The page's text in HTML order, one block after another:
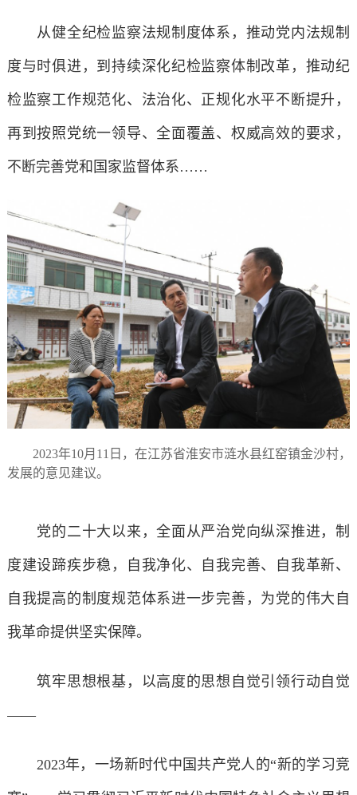
从健全纪检监察法规制度体系，推动党内法规制
度与时俱进，到持续深化纪检监察体制改革，推动纪
检监察工作规范化、法治化、正规化水平不断提升，
再到按照党统一领导、全面覆盖、权威高效的要求，
不断完善党和国家监督体系……
2023年10月11日，在江苏省淮安市涟水县红窑镇金沙村，
发展的意见建议。
党的二十大以来，全面从严治党向纵深推进，制
度建设蹄疾步稳，自我净化、自我完善、自我革新、
自我提高的制度规范体系进一步完善，为党的伟大自
我革命提供坚实保障。
筑牢思想根基，以高度的思想自觉引领行动自觉
——
2023年，一场新时代中国共产党人的“新的学习竞